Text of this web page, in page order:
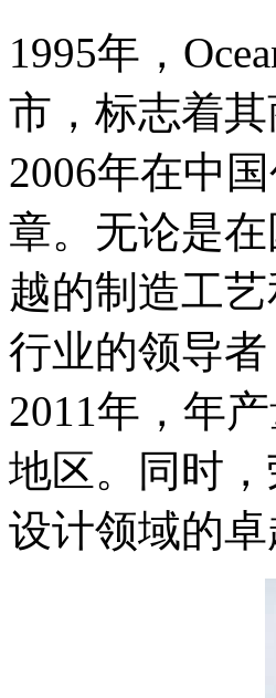
1995年，
市，标志着
2006年在中
章。无论是
越的制造工
行业的领导
2011年，年
地区。同时
设计领域的卓